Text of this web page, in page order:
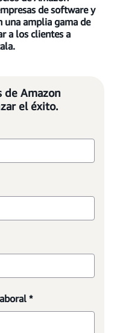
de software y
una amplia gama de
a los clientes a
de Amazon
el éxito.
*